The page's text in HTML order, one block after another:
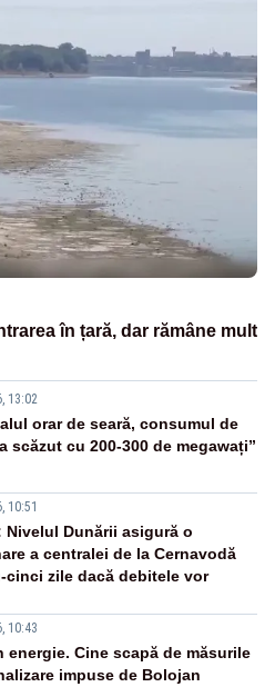
în țară, dar rămâne mult
13:02
orar de seară, consumul de
scăzut cu 200-300 de megawați”
10:51
Nivelul Dunării asigură o
a centralei de la Cernavodă
cinci zile dacă debitele vor
10:43
energie. Cine scapă de măsurile
impuse de Bolojan